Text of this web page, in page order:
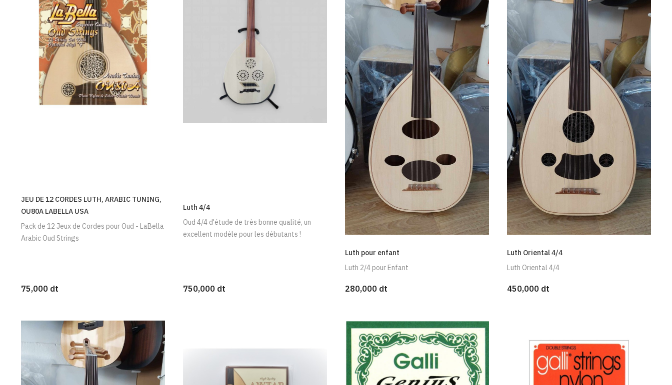
JEU DE 12 CORDES LUTH, ARABIC TUNING,
OU80A LABELLA USA
Pack de 12 Jeux de Cordes pour Oud - LaBella
Arabic Oud Strings
75,000 dt
Luth 4/4
Oud 4/4 d'étude de très bonne qualité, un
excellent modèle pour les débutants !
750,000 dt
Luth pour enfant
Luth 2/4 pour Enfant
280,000 dt
Luth Oriental 4/4
Luth Oriental 4/4
450,000 dt